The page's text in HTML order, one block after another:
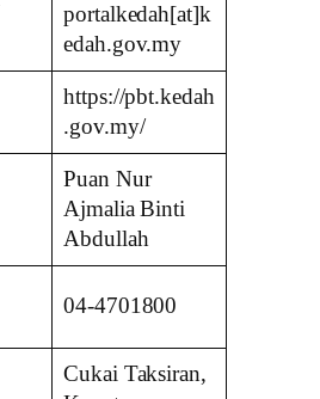
portalkedah[at]k
edah.gov.my
https://pbt.kedah
.gov.my/
Puan Nur
Ajmalia Binti
Abdullah
04-4701800
Cukai Taksiran,